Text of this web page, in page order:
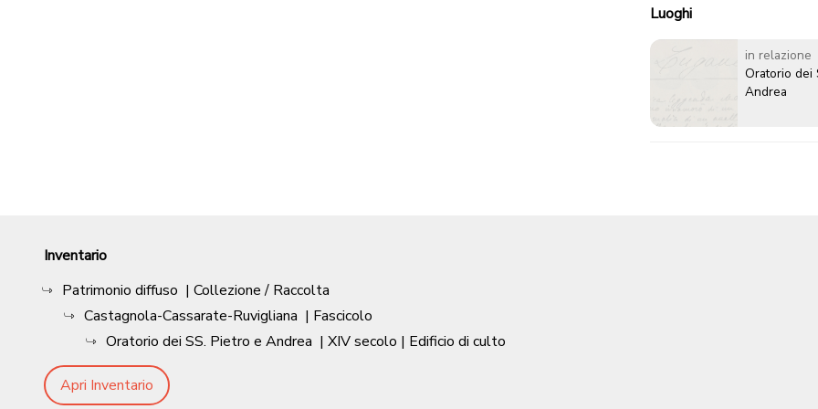
Luoghi
in relazione
Oratorio dei
Andrea
Inventario
Patrimonio diffuso | Collezione / Raccolta
Castagnola-Cassarate-Ruvigliana | Fascicolo
Oratorio dei SS. Pietro e Andrea | XIV secolo | Edificio di culto
Apri Inventario